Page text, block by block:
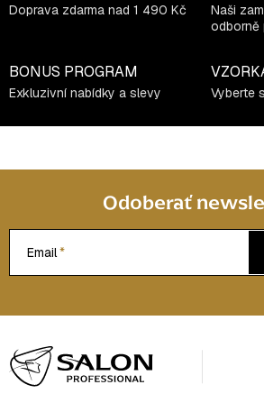
Doprava zdarma nad 1 490 Kč
Naši
odborně
BONUS PROGRAM
Exkluzivní nabídky a slevy Vyberte
Odoberať
Email
á
p